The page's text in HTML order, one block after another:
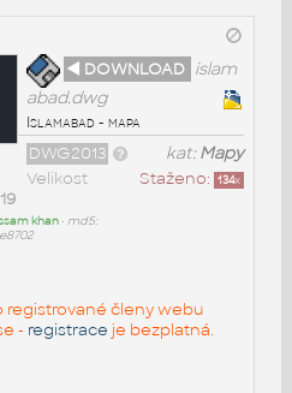
◄ DOWNLOAD islam
abad.dwg
Islamabad - mapa
kat:Mapy
DWG2013
Staženo: 134x
Velikost
khan• md5:
registrované členy webu
- registrace je bezplatná.